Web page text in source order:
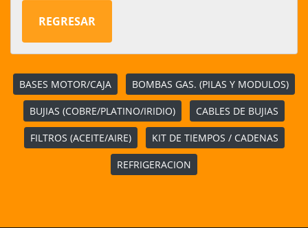
REGRESAR
BASES MOTOR/CAJA BOMBAS GAS. (PILAS Y MODULOS)
BUJIAS (COBRE/PLATINO/IRIDIO) CABLES DE BUJIAS
FILTROS (ACEITE/AIRE) KIT DE TIEMPOS / CADENAS
REFRIGERACION